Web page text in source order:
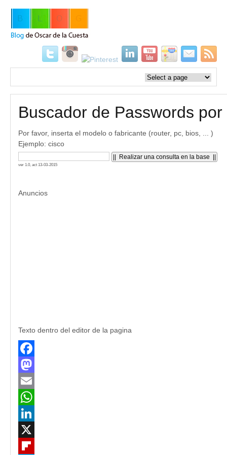
Buscador de Passwords
Por favor, inserta el modelo o fabricante (router, pc, bios, ... )
Ejemplo: cisco
ver 1.0, act 13-03-2015
Anuncios
Texto dentro del editor de la pagina
Facebook
Mastodon
Email
WhatsApp
LinkedIn